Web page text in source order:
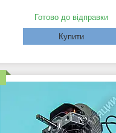
Готово до відправки
Купити